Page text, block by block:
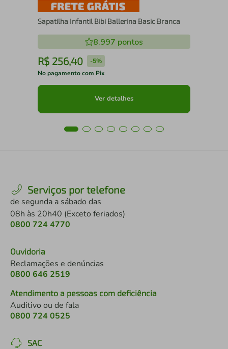
Sapatilha Infantil Bibi Ballerina Basic Branca
8.997 pontos
R$ 256,40 -5%
No pagamento com Pix
Ver detalhes
Serviços por telefone
de segunda a sábado das
08h às 20h40 (Exceto feriados)
0800 724 4770
Ouvidoria
Reclamações e denúncias
0800 646 2519
Atendimento a pessoas com deficiência
Auditivo ou de fala
0800 724 0525
SAC